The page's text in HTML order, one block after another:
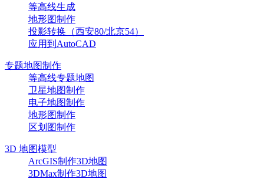
等高线生成
地形图制作
投影转换（西安80/北京54）
应用到AutoCAD
专题地图制作
等高线专题地图
卫星地图制作
电子地图制作
地形图制作
区划图制作
3D 地图模型
ArcGIS制作3D地图
3DMax制作3D地图